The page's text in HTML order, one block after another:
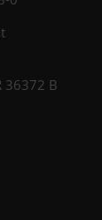
36372 B